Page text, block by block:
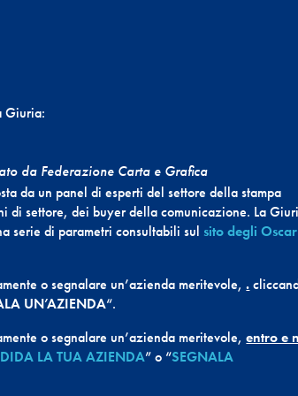
Giuria:
da Federazione Carta e Grafica
da un panel di esperti del settore della stampa
di settore, dei buyer della comunicazione. La
serie di parametri consultabili sul sito degli Oscar
o segnalare un’azienda meritevole,.
UN’AZIENDA“.
o segnalare un’azienda meritevole,entro e
LA TUA AZIENDA” o “SEGNALA